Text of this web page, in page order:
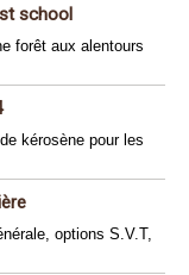
school
forêt aux alentours
kérosène pour les
options S.V.T,